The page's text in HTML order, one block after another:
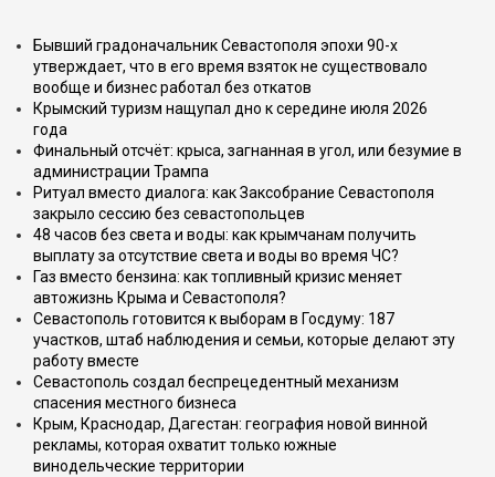
Бывший градоначальник Севастополя эпохи 90-х
утверждает, что в его время взяток не существовало
вообще и бизнес работал без откатов
Крымский туризм нащупал дно к середине июля 2026
года
Финальный отсчёт: крыса, загнанная в угол, или безумие в
администрации Трампа
Ритуал вместо диалога: как Заксобрание Севастополя
закрыло сессию без севастопольцев
48 часов без света и воды: как крымчанам получить
выплату за отсутствие света и воды во время ЧС?
Газ вместо бензина: как топливный кризис меняет
автожизнь Крыма и Севастополя?
Севастополь готовится к выборам в Госдуму: 187
участков, штаб наблюдения и семьи, которые делают эту
работу вместе
Севастополь создал беспрецедентный механизм
спасения местного бизнеса
Крым, Краснодар, Дагестан: география новой винной
рекламы, которая охватит только южные
винодельческие территории